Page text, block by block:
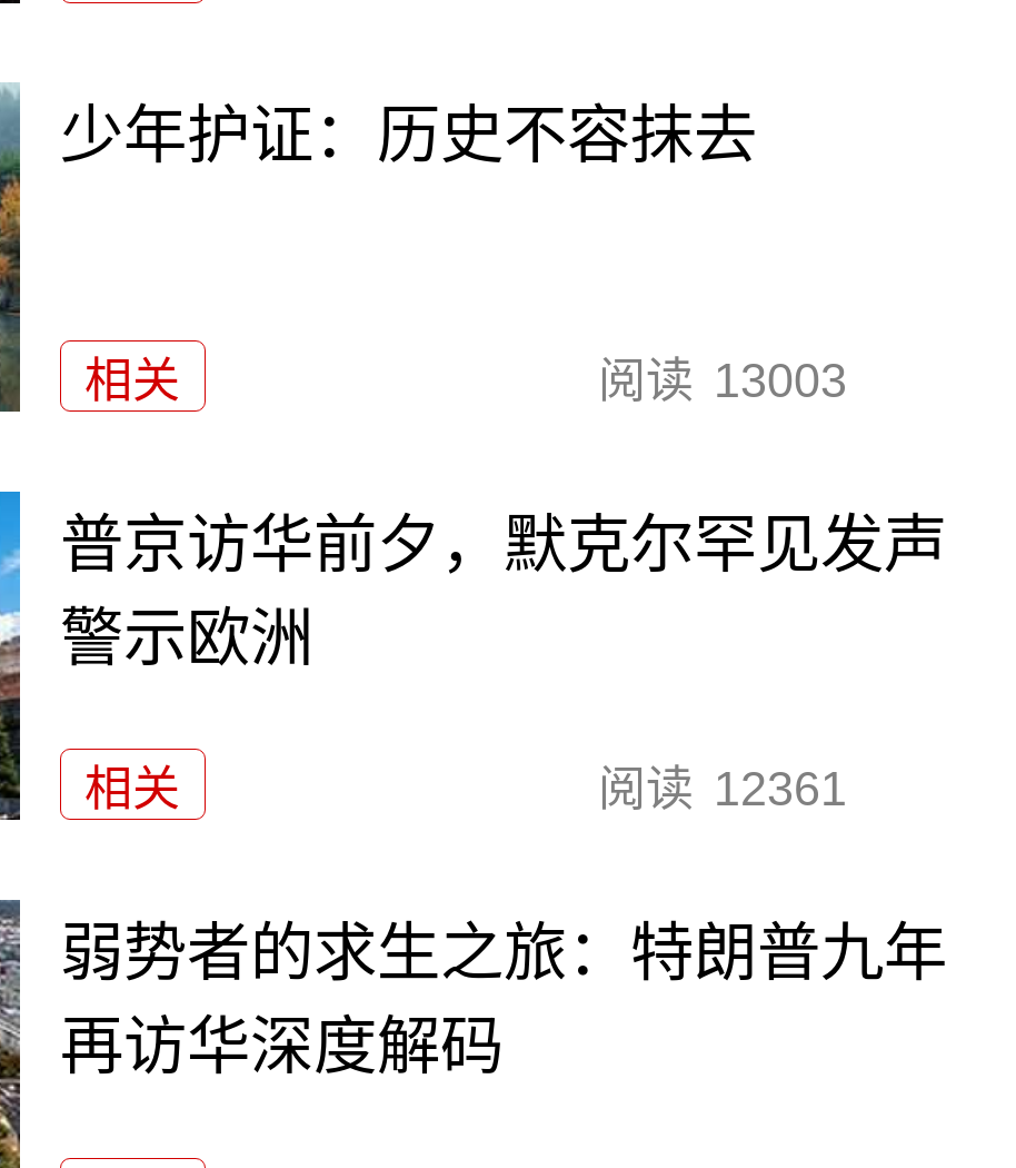
少年护证：历史不容抹去
相关 阅读 13003
普京访华前夕，默克尔罕见发声
警示欧洲
相关 阅读 12361
弱势者的求生之旅：特朗普九年
再访华深度解码